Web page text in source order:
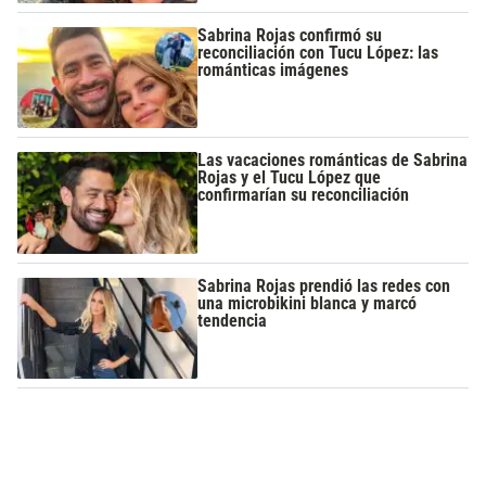
Sabrina Rojas confirmó su
reconciliación con Tucu López: las
románticas imágenes
Las vacaciones románticas de Sabrina
Rojas y el Tucu López que
confirmarían su reconciliación
Sabrina Rojas prendió las redes con
una microbikini blanca y marcó
tendencia